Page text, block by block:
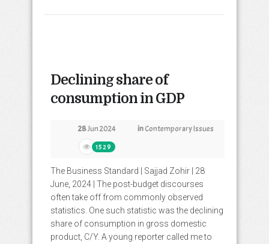
Declining share of
consumption in GDP
28Jun 2024 inContemporary Issues
1529
The Business Standard | Sajjad Zohir | 28
June, 2024 | The post-budget discourses
often take off from commonly observed
statistics. One such statistic was the declining
share of consumption in gross domestic
product, C/Y. A young reporter called me to